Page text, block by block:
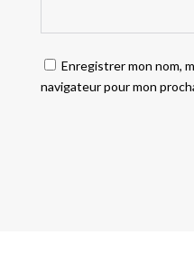
Enregistrer mon nom,
navigateur pour mon